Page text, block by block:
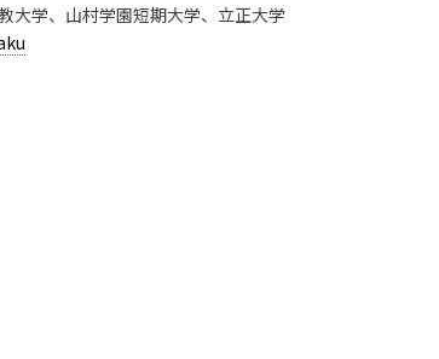
大学、山村学園短期大学、立正大学